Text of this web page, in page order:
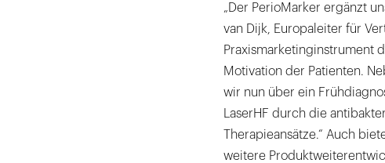
„Der PerioMarker ergänzt
van Dijk, Europaleiter für
Praxismarketinginstrument
Motivation der Patienten.
wir nun über ein
LaserHF durch die
Therapieansätze.“ Auch
weitere